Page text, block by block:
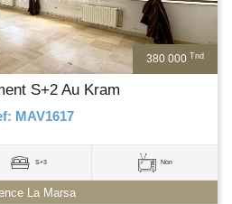
380 000 Tnd
S+2 Au Kram
MAV1617
S+3 Non
La Marsa